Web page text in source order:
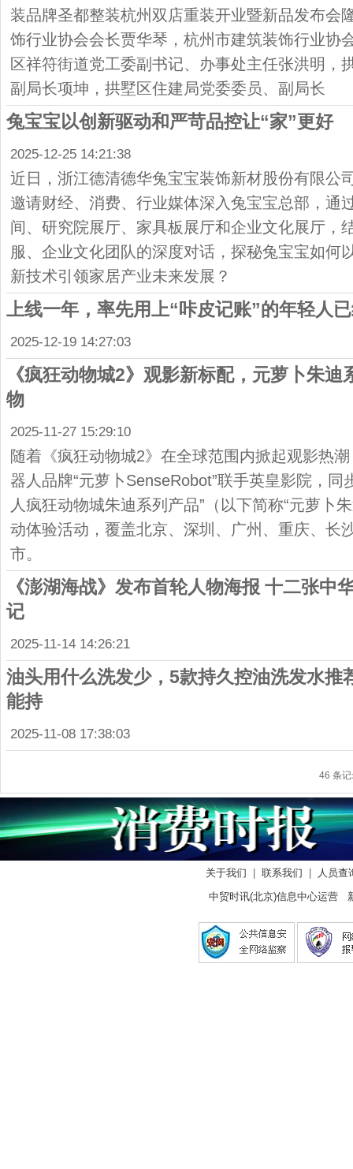
装品牌圣都整装杭州双店重装开业暨新品发布会
饰行业协会会长贾华琴，杭州市建筑装饰行业协
区祥符街道党工委副书记、办事处主任张洪明，
副局长项坤，拱墅区住建局党委委员、副局长
兔宝宝以创新驱动和严苛品控让“家”更好
2025-12-25 14:21:38
近日，浙江德清德华兔宝宝装饰新材股份有限公
邀请财经、消费、行业媒体深入兔宝宝总部，通
间、研究院展厅、家具板展厅和企业文化展厅，
服、企业文化团队的深度对话，探秘兔宝宝如何
新技术引领家居产业未来发展？
上线一年，率先用上“咔皮记账”的年轻人
2025-12-19 14:27:03
《疯狂动物城2》观影新标配，元萝卜朱
物
2025-11-27 15:29:10
随着《疯狂动物城2》在全球范围内掀起观影热
器人品牌“元萝卜SenseRobot”联手英皇影院，同
人疯狂动物城朱迪系列产品”（以下简称“元萝卜
动体验活动，覆盖北京、深圳、广州、重庆、长
市。
《澎湖海战》发布首轮人物海报 十二张中
记
2025-11-14 14:26:21
油头用什么洗发少，5款持久控油洗发水推
能持
2025-11-08 17:38:03
46 条
关于我们 联系我们
人员查
中贸时讯(北京)信息中心运营